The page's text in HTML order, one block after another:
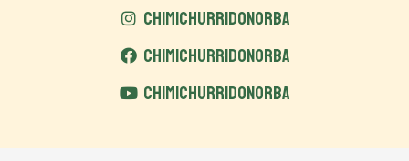
CHIMICHURRIDONORBA
CHIMICHURRIDONORBA
CHIMICHURRIDONORBA